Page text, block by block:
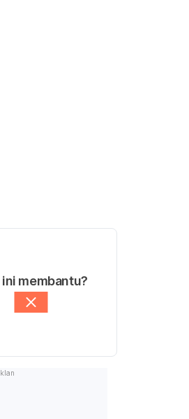
membantu?